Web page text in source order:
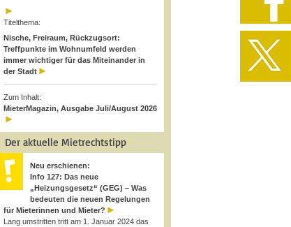
Titelthema:
Nische, Freiraum, Rückzugsort:
Treffpunkte im Wohnumfeld werden
immer wichtiger für das Miteinander in
der Stadt
Zum Inhalt:
MieterMagazin, Ausgabe Juli/August 2026
Der aktuelle Mietrechtstipp
Neu erschienen:
Info 127: Das neue
„Heizungsgesetz“ (GEG) – Was
bedeuten die neuen Regelungen
für Mieterinnen und Mieter?
Lang umstritten tritt am 1. Januar 2024 das